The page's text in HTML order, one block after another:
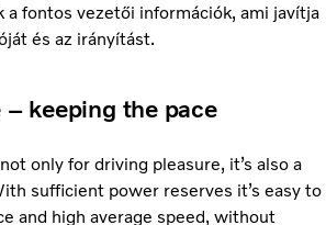
a fontos vezetői információk, ami javítja
és az irányítást.
keeping the pace
only for driving pleasure, it’s also a
sufficient power reserves it’s easy to
and high average speed, without